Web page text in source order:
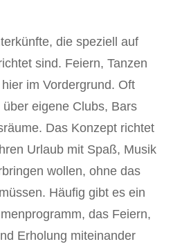
die speziell auf
sind. Feiern, Tanzen
im Vordergrund. Oft
eigene Clubs, Bars
Das Konzept richtet
Urlaub mit Spaß, Musik
wollen, ohne das
Häufig gibt es ein
das Feiern,
Erholung miteinander